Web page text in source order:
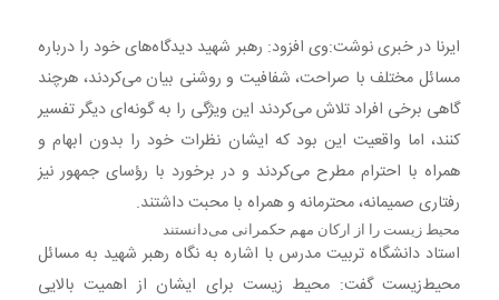
ایرنا در خبری نوشت:وی افزود: رهبر شهید دیدگاه‌های خود را درباره
مسائل مختلف با صراحت، شفافیت و روشنی بیان می‌کردند، هرچند
گاهی برخی افراد تلاش می‌کردند این ویژگی را به گونه‌ای دیگر تفسیر
کنند، اما واقعیت این بود که ایشان نظرات خود را بدون ابهام و
همراه با احترام مطرح می‌کردند و در برخورد با رؤسای جمهور نیز
رفتاری صمیمانه، محترمانه و همراه با محبت داشتند.
محیط‌ زیست را از ارکان مهم حکمرانی می‌دانستند
استاد دانشگاه تربیت مدرس با اشاره به نگاه رهبر شهید به مسائل
محیط‌زیست گفت: محیط‌ زیست برای ایشان از اهمیت بالایی